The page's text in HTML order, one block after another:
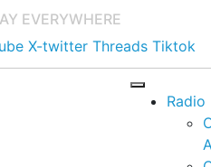
EVERYWHERE
X-twitter Threads Tiktok
Radio